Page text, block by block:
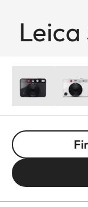
Leica